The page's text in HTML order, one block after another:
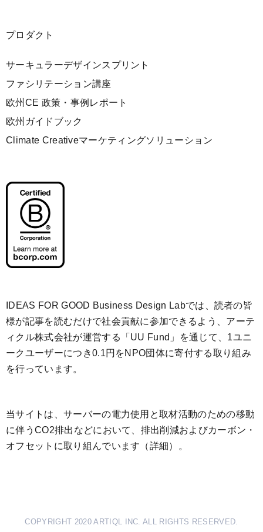
プロダクト
サーキュラーデザインスプリント
ファシリテーション講座
欧州CE 政策・事例レポート
欧州ガイドブック
Climate Creativeマーケティングソリューション
IDEAS FOR GOOD Business Design Labでは、読者の皆
様が記事を読むだけで社会貢献に参加できるよう、アーテ
ィクル株式会社が運営する「 UU Fund 」を通じて、1ユニ
ークユーザーにつき0.1円をNPO団体に寄付する取り組み
を行っています。
当サイトは、サーバーの電力使用と取材活動のための移動
に伴うCO2排出などにおいて、排出削減およびカーボン・
オフセットに取り組んでいます（詳細）。
COPYRIGHT 2020 ARTIQL INC. ALL RIGHTS RESERVED.